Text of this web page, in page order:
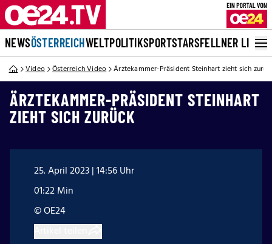
NEWSÖSTERREICHWELTPOLITIKSPORTSTARSFELLNER LIVE
Video Österreich Video Ärztekammer-Präsident Steinhart zieht sich
ÄRZTEKAMMER-PRÄSIDENT STEINHART
ZIEHT SICH ZURÜCK
25. April 2023 | 14:56 Uhr
01:22 Min
© OE24